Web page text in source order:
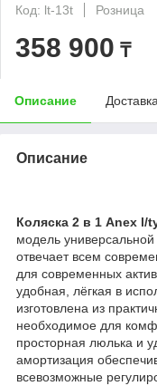
Код: lt-13t
Розница
358 900 ₸
Описание Доставка
Описание
Коляска 2 в 1 Anex l/
модель
отвечает всем
для современных
удобная, лёгкая в
изготовлена из
необходимое для
просторная люлька и
амортизация
всевозможные